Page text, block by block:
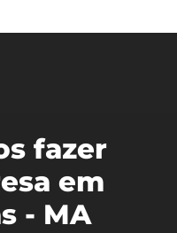
fazer
em
- MA